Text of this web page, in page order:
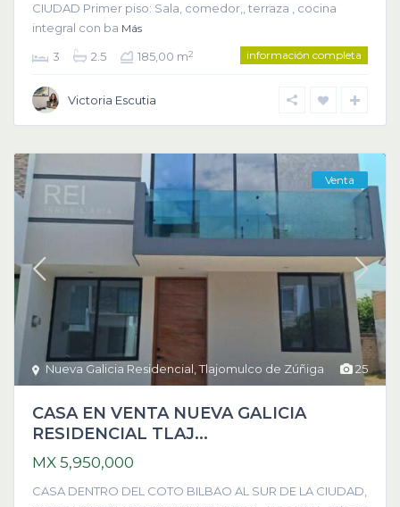
CIUDAD Primer piso: Sala, comedor,, terraza , cocina
integral con ba Más
3 2.5 185,00 m2 información completa
Victoria Escutia
25
Nueva Galicia Residencial,Tlajomulco de Zúñiga
Venta
CASA EN VENTA NUEVA GALICIA
RESIDENCIAL TLAJ...
MX 5,950,000
CASA DENTRO DEL COTO BILBAO AL SUR DE LA CIUDAD,